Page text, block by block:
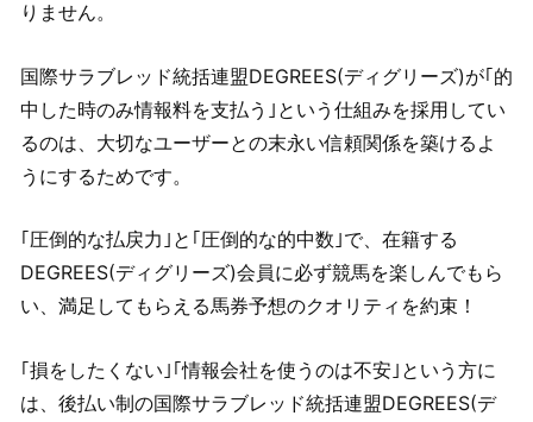
りません。
国際サラブレッド統括連盟DEGREES(ディグリーズ)が｢的
中した時のみ情報料を支払う｣という仕組みを採用してい
るのは、大切なユーザーとの末永い信頼関係を築けるよ
うにするためです。
｢圧倒的な払戻力｣と｢圧倒的な的中数｣で、在籍する
DEGREES(ディグリーズ)会員に必ず競馬を楽しんでもら
い、満足してもらえる馬券予想のクオリティを約束！
｢損をしたくない｣｢情報会社を使うのは不安｣という方に
は、後払い制の国際サラブレッド統括連盟DEGREES(デ